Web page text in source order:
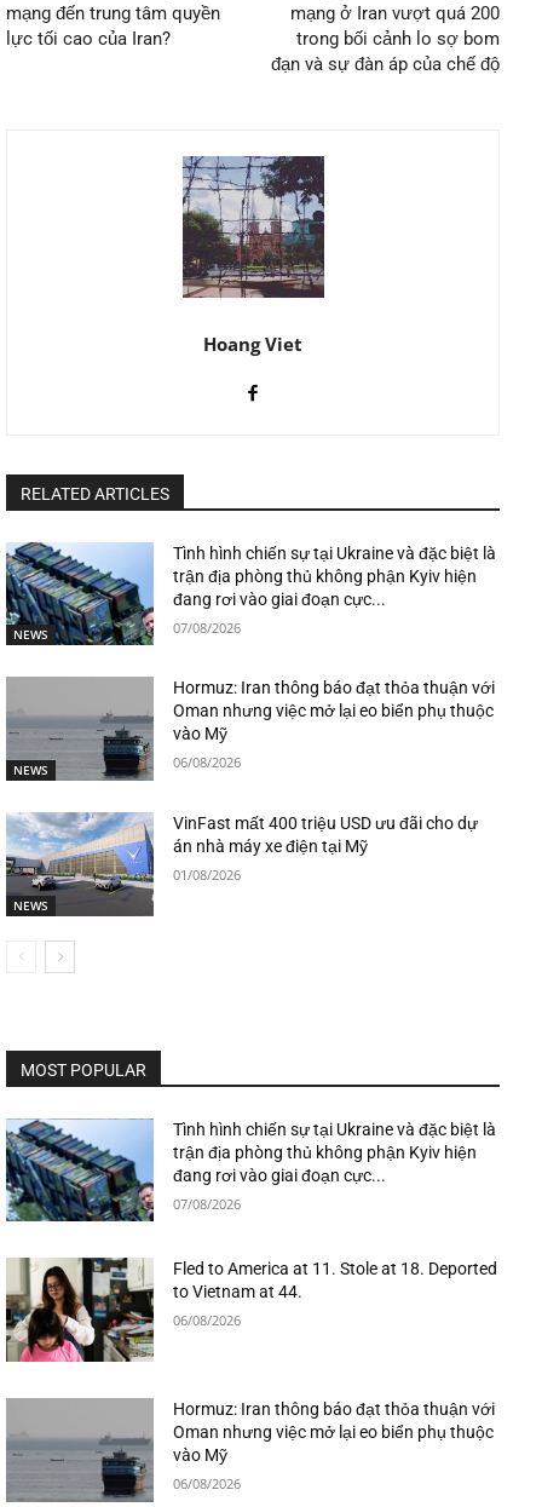
mạng đến trung tâm quyền
lực tối cao của Iran?
mạng ở Iran vượt quá 200
trong bối cảnh lo sợ bom
đạn và sự đàn áp của chế độ
Hoang Viet
RELATED ARTICLES
NEWS
Tình hình chiến sự tại Ukraine và đặc biệt là
trận địa phòng thủ không phận Kyiv hiện
đang rơi vào giai đoạn cực...
07/08/2026
NEWS
Hormuz: Iran thông báo đạt thỏa thuận với
Oman nhưng việc mở lại eo biển phụ thuộc
vào Mỹ
06/08/2026
NEWS
VinFast mất 400 triệu USD ưu đãi cho dự
án nhà máy xe điện tại Mỹ
01/08/2026
MOST POPULAR
Tình hình chiến sự tại Ukraine và đặc biệt là
trận địa phòng thủ không phận Kyiv hiện
đang rơi vào giai đoạn cực...
07/08/2026
Fled to America at 11. Stole at 18. Deported
to Vietnam at 44.
06/08/2026
Hormuz: Iran thông báo đạt thỏa thuận với
Oman nhưng việc mở lại eo biển phụ thuộc
vào Mỹ
06/08/2026